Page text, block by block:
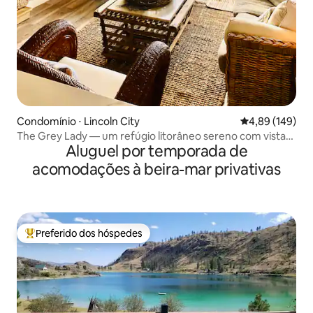
Condomínio ⋅ Lincoln City 4,89 de uma
4,89 (149)
The Grey Lady — um refúgio litorâneo sereno com vista
para o marAluguel por temporada de
acomodações à beira-mar privativas
Entre os melhores preferidos dos hóspedes
Preferido dos hóspedes